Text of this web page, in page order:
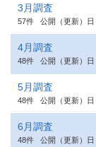
3月調査
57件 公開（更新）日
4月調査
48件 公開（更新）日
5月調査
48件 公開（更新）日
6月調査
48件 公開（更新）日